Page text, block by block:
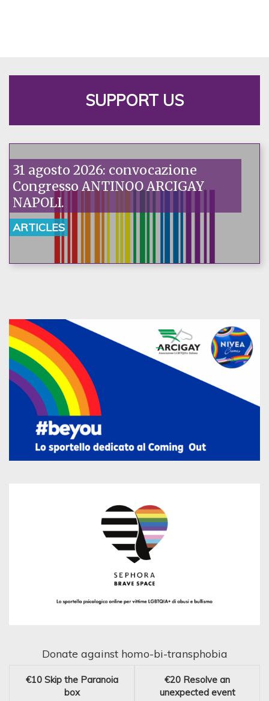
SUPPORT US
31 agosto 2026: convocazione
Congresso ANTINOO ARCIGAY
NAPOLI.
ARTICLES
Donate against homo-bi-transphobia
€10 Skip the Paranoia
box
€20 Resolve an
unexpected event